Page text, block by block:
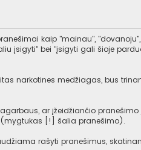
kaip "mainau",
įsigyti" bei "įsigyti gali šioje
narkotines medžiagas, bus
ar įžeidžiančio pranešimo
(mygtukas [!] šalia pranešimo).
rašyti pranešimus,